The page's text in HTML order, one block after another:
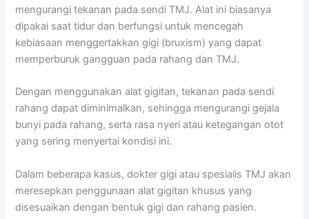
mengurangi tekanan pada sendi TMJ. Alat ini biasanya
dipakai saat tidur dan berfungsi untuk mencegah
kebiasaan menggertakkan gigi (bruxism) yang dapat
memperburuk gangguan pada rahang dan TMJ.
Dengan menggunakan alat gigitan, tekanan pada sendi
rahang dapat diminimalkan, sehingga mengurangi gejala
bunyi pada rahang, serta rasa nyeri atau ketegangan otot
yang sering menyertai kondisi ini.
Dalam beberapa kasus, dokter gigi atau spesialis TMJ akan
meresepkan penggunaan alat gigitan khusus yang
disesuaikan dengan bentuk gigi dan rahang pasien.